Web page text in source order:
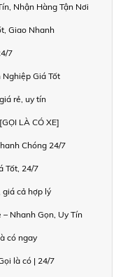
Nhận Hàng Tận Nơi
Giao Nhanh
7
Nghiệp Giá Tốt
rẻ, uy tín
LÀ CÓ XE]
Chóng 24/7
Tốt, 24/7
giá cả hợp lý
– Nhanh Gọn, Uy Tín
có ngay
là có | 24/7